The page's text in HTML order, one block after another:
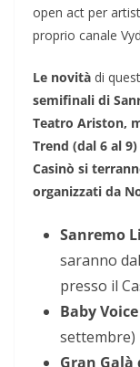
open act per
proprio canale
Le novità di
semifinali di
Teatro Ariston,
Trend (dal 6 al
Casinò si
organizzati da
Sanremo
saranno
presso il
Baby Voice
settembre)
Gran Galà